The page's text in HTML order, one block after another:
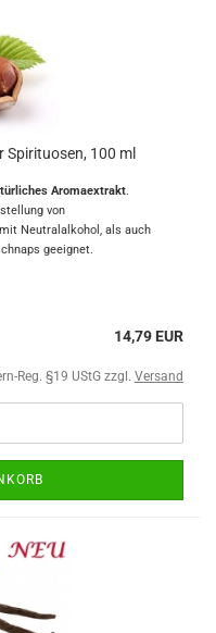
100 ml
Aromaextrakt.
von
Neutralalkohol, als auch
geeignet.
14,79 EUR
Reg. §19 UStG zzgl. Versand